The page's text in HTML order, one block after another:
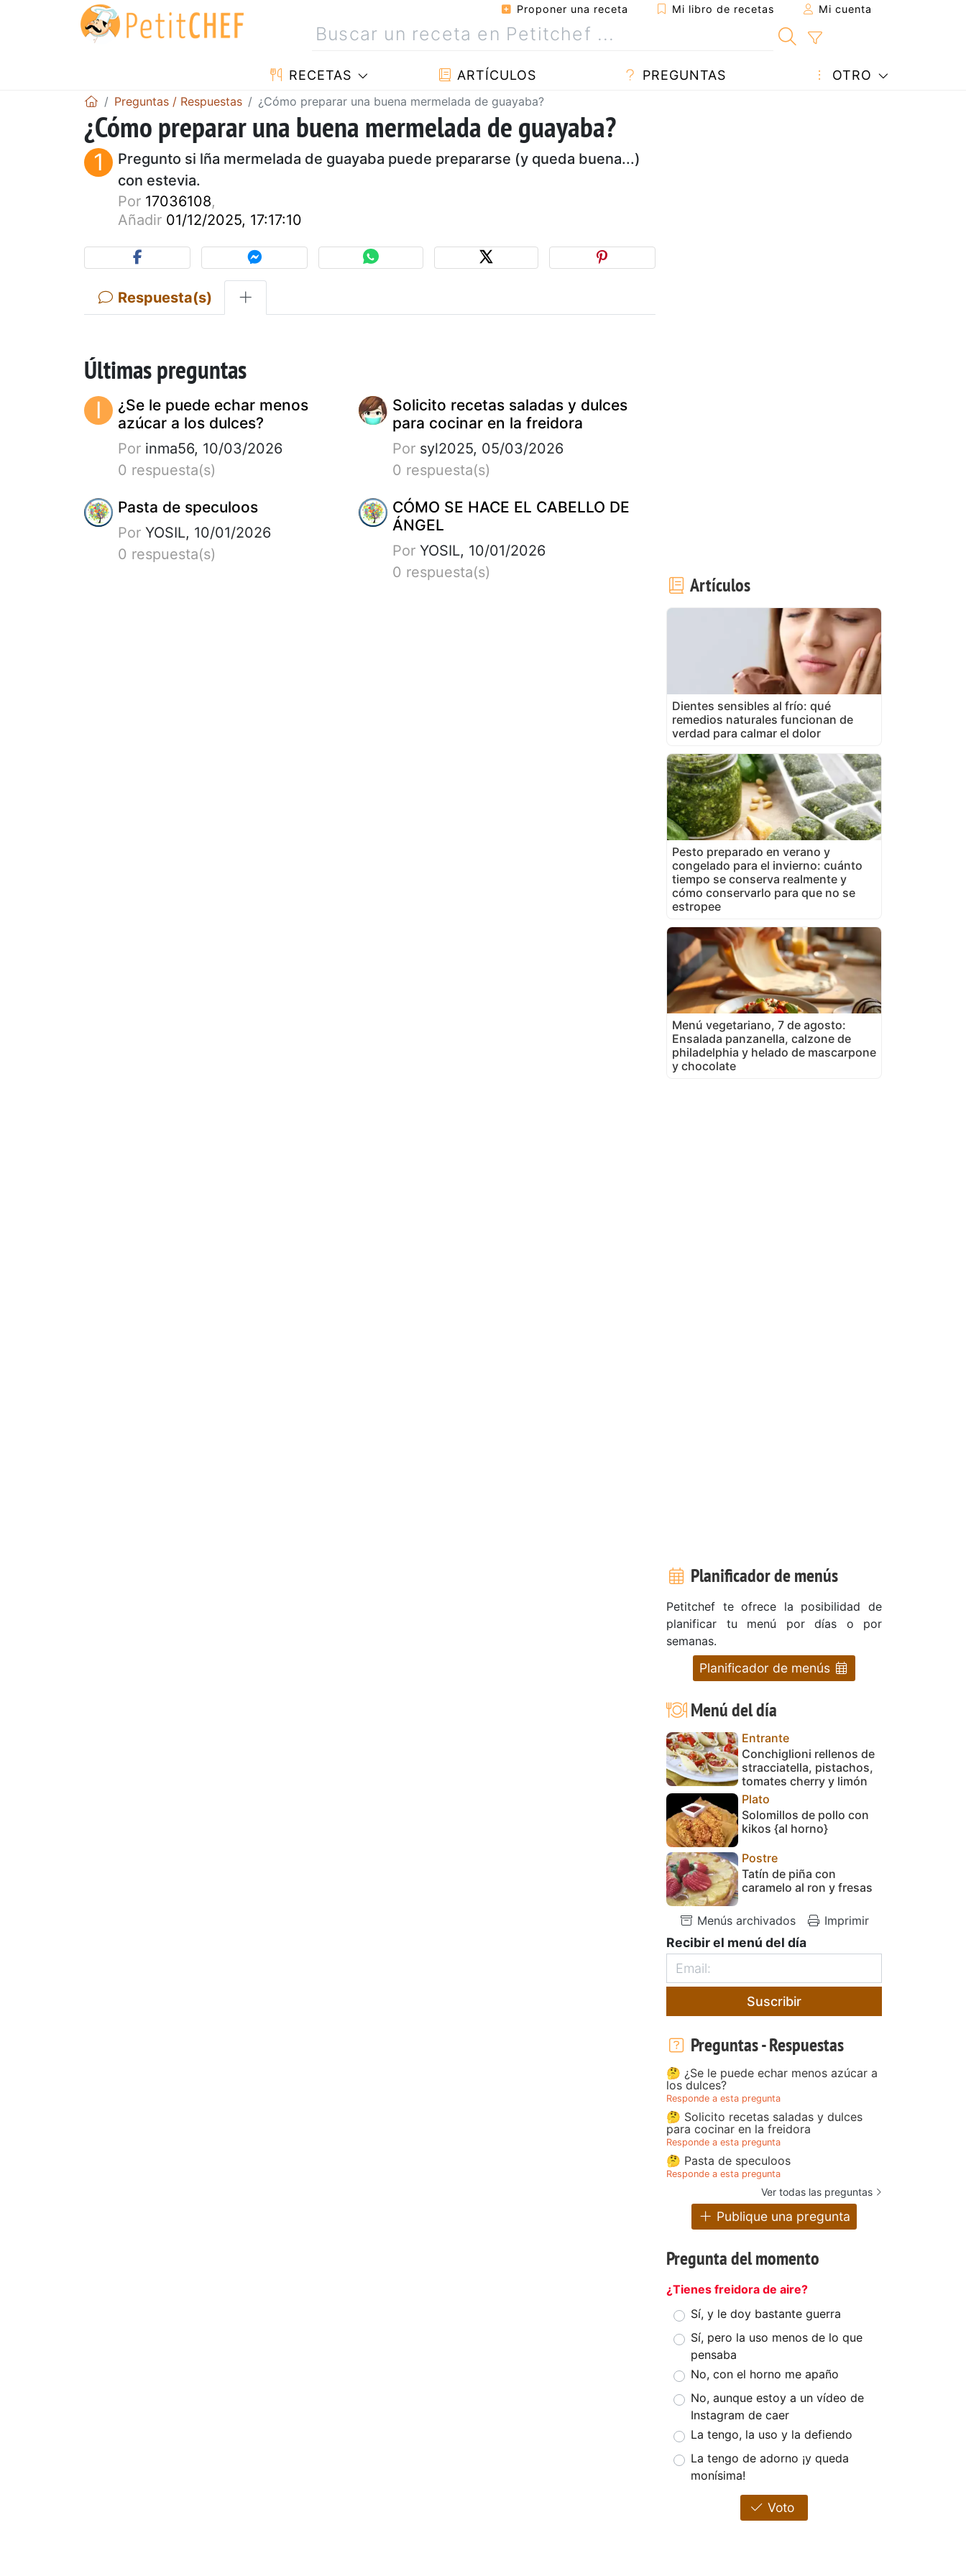
Proponer una receta Mi libro de recetas Mi cuenta
RECETAS ARTÍCULOS PREGUNTAS OTRO
Preguntas / Respuestas ¿Cómo preparar una buena mermelada de guayaba?
¿Cómo preparar una buena mermelada de guayaba?
1
Pregunto si lña mermelada de guayaba puede prepararse (y queda buena...)
con estevia.
Por 17036108,
Añadir 01/12/2025, 17:17:10
Respuesta(s)
Últimas preguntas
I
¿Se le puede echar menos
azúcar a los dulces?
Por inma56, 10/03/2026
0 respuesta(s)
Solicito recetas saladas y dulces
para cocinar en la freidora
Porsyl2025, 05/03/2026
0 respuesta(s)
Pasta de speculoos
Por YOSIL, 10/01/2026
0 respuesta(s)
CÓMO SE HACE EL CABELLO DE
ÁNGEL
PorYOSIL, 10/01/2026
0 respuesta(s)
Artículos
Dientes sensibles al frío: qué
remedios naturales funcionan de
verdad para calmar el dolor
Pesto preparado en verano y
congelado para el invierno: cuánto
tiempo se conserva realmente y
cómo conservarlo para que no se
estropee
Menú vegetariano, 7 de agosto:
Ensalada panzanella, calzone de
philadelphia y helado de mascarpone
y chocolate
Planificador de menús
Petitchef te ofrece la posibilidad de
planificar tu menú por días o por
semanas.
Planificador de menús
Menú del día
Entrante
Conchiglioni rellenos de
stracciatella, pistachos,
tomates cherry y limón
Plato
Solomillos de pollo con
kikos {al horno}
Postre
Tatín de piña con
caramelo al ron y fresas
Menús archivados Imprimir
Recibir el menú del día
Suscribir
Preguntas - Respuestas
🤔 ¿Se le puede echar menos azúcar a
los dulces?
Responde a esta pregunta
🤔 Solicito recetas saladas y dulces
para cocinar en la freidora
Responde a esta pregunta
🤔 Pasta de speculoos
Responde a esta pregunta
Ver todas las preguntas
Publique una pregunta
Pregunta del momento
¿Tienes freidora de aire?
Sí, y le doy bastante guerra
Sí, pero la uso menos de lo que
pensaba
No, con el horno me apaño
No, aunque estoy a un vídeo de
Instagram de caer
La tengo, la uso y la defiendo
La tengo de adorno ¡y queda
monísima!
Voto